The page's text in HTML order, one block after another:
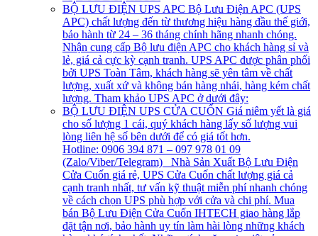
BỘ LƯU ĐIỆN UPS APC Bộ Lưu Điện APC (UPS
APC) chất lượng đến từ thương hiệu hàng đầu thế giới,
bảo hành từ 24 – 36 tháng chính hãng nhanh chóng.
Nhận cung cấp Bộ lưu điện APC cho khách hàng sỉ và
lẻ, giá cả cực kỳ cạnh tranh. UPS APC được phân phối
bởi UPS Toàn Tâm, khách hàng sẽ yên tâm về chất
lượng, xuất xứ và không bán hàng nhái, hàng kém chất
lượng. Tham khảo UPS APC ở dưới đây:
BỘ LƯU ĐIỆN UPS CỬA CUỐN Giá niêm yết là giá
cho số lượng 1 cái, quý khách hàng lấy số lượng vui
lòng liên hệ số bên dưới để có giá tốt hơn.
Hotline: 0906 394 871 – 097 978 01 09
(Zalo/Viber/Telegram) Nhà Sản Xuất Bộ Lưu Điện
Cửa Cuốn giá rẻ, UPS Cửa Cuốn chất lượng giá cả
cạnh tranh nhất, tư vấn kỹ thuật miễn phí nhanh chóng
về cách chọn UPS phù hợp với cửa và chi phí. Mua
bán Bộ Lưu Điện Cửa Cuốn IHTECH giao hàng lắp
đặt tận nơi, bảo hành uy tín làm hài lòng những khách